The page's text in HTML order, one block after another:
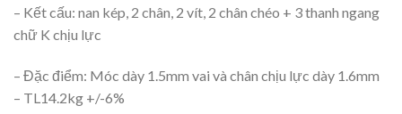
– Kết cấu: nan kép, 2 chân, 2 vít, 2 chân chéo + 3 thanh ngang
chữ K chịu lực
– Đặc điểm: Móc dày 1.5mm vai và chân chịu lực dày 1.6mm
– TL14.2kg +/-6%